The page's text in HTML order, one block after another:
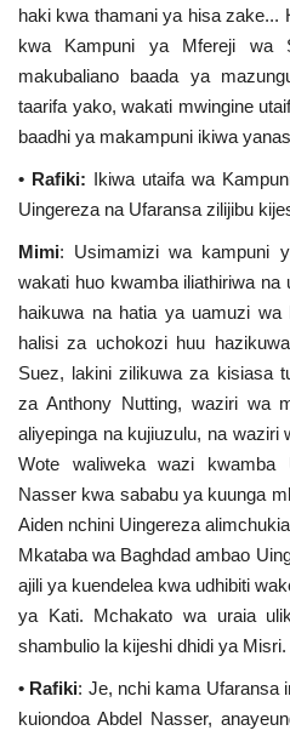
Washiriki
Video
Maonyesho
Language
English Swahili español
French
haki kwa thamani ya hisa zake...
kwa Kampuni ya Mfereji wa
makubaliano baada ya
taarifa yako, wakati mwingine
baadhi ya makampuni ikiwa
• Rafiki: Ikiwa utaifa wa
Uingereza na Ufaransa zilijibu
Mimi: Usimamizi wa kampuni
wakati huo kwamba iliathiriwa
haikuwa na hatia ya uamuzi wa
halisi za uchokozi huu
Suez, lakini zilikuwa za kisiasa
za Anthony Nutting, waziri wa
aliyepinga na kujiuzulu, na waziri
Wote waliweka wazi kwamba
Nasser kwa sababu ya kuunga
Aiden nchini Uingereza
Mkataba wa Baghdad ambao
ajili ya kuendelea kwa udhibiti
ya Kati. Mchakato wa uraia
shambulio la kijeshi dhidi ya Misri.
• Rafiki: Je, nchi kama Ufaransa
kuiondoa Abdel Nasser,